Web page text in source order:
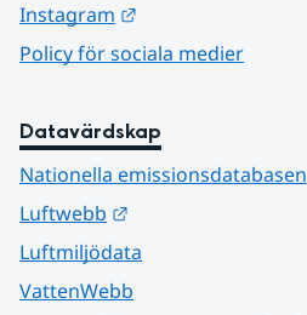
Instagram
Policy för sociala medier
Datavärdskap
Nationella emissionsdatabasen
Luftwebb
Luftmiljödata
VattenWebb